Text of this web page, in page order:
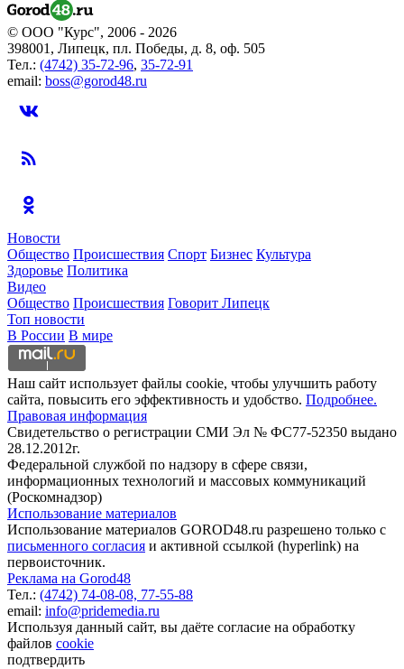
© ООО "Курс", 2006 - 2026
398001, Липецк, пл. Победы, д. 8, оф. 505
Тел.: (4742) 35-72-96, 35-72-91
email: boss@gorod48.ru
Новости
Общество Происшествия Спорт Бизнес Культура
Здоровье Политика
Видео
Общество Происшествия Говорит Липецк
Топ новости
В России В мире
Наш сайт использует файлы cookie, чтобы улучшить работу
сайта, повысить его эффективность и удобство. Подробнее.
Правовая информация
Свидетельство о регистрации СМИ Эл № ФС77-52350 выдано
28.12.2012г.
Федеральной службой по надзору в сфере связи,
информационных технологий и массовых коммуникаций
(Роскомнадзор)
Использование материалов
Использование материалов GOROD48.ru разрешено только с
письменного согласия и активной ссылкой (hyperlink) на
первоисточник.
Реклама на Gorod48
Тел.: (4742) 74-08-08, 77-55-88
email: info@pridemedia.ru
Используя данный сайт, вы даёте согласие на обработку
файлов cookie
подтвердить